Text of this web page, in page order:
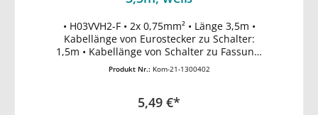
• H03VVH2-F • 2x 0,75mm² • Länge 3,5m •
Kabellänge von Eurostecker zu Schalter:
1,5m • Kabellänge von Schalter zu Fassung:
2m • max. 100W • weiß
Produkt Nr.: Kom-21-1300402
5,49 €*
In den Warenkorb